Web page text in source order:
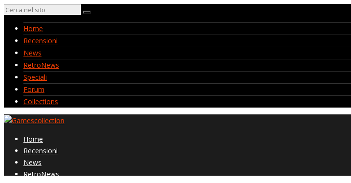
Home
Recensioni
News
RetroNews
Speciali
Forum
Collections
Home
Recensioni
News
RetroNews